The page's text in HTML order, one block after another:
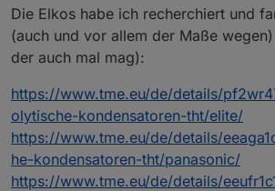
Die Elkos habe ich recherchiert und
(auch und vor allem der Maße
der auch mal mag):
https://www.tme.eu/de/details/
olytische-kondensatoren-tht/elite/
https://www.tme.eu/de/details/
he-kondensatoren-tht/panasonic/
https://www.tme.eu/de/details/